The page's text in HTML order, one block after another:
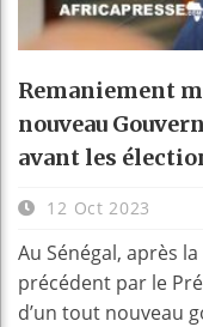
Remaniement
nouveau
avant les
12 Oct 2023
Au Sénégal, après
précédent par le
d’un tout nouveau